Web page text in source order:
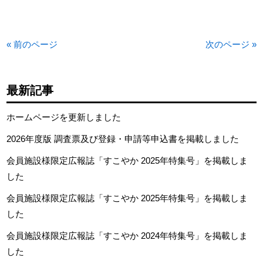
« 前のページ 次のページ »
最新記事
ホームページを更新しました
2026年度版 調査票及び登録・申請等申込書を掲載しました
会員施設様限定広報誌「すこやか 2025年特集号」を掲載しま
した
会員施設様限定広報誌「すこやか 2025年特集号」を掲載しま
した
会員施設様限定広報誌「すこやか 2024年特集号」を掲載しま
した